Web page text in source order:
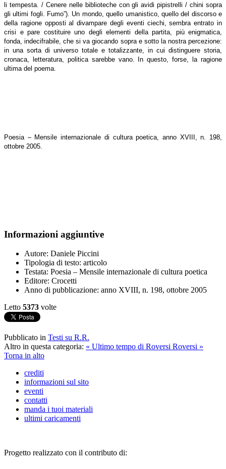
li tempesta. / Cenere nelle biblioteche con gli avidi pipistrelli / chini sopra
gli ultimi fogli. Fumo”). Un mondo, quello umanistico, quello del discorso e
della ragione opposti al divampare degli eventi ciechi, sembra entrato in
crisi e pare costituire uno degli elementi della partita, più enigmatica,
fonda, indecifrabile, che si va giocando sopra e sotto la nostra percezione:
in una sorta di universo totale e totalizzante, in cui distinguere storia,
cronaca, letteratura, politica sarebbe vano. In questo, forse, la ragione
ultima del poema.
Poesia – Mensile internazionale di cultura poetica, anno XVIII, n. 198,
ottobre 2005.
Informazioni aggiuntive
Autore: Daniele Piccini
Tipologia di testo: articolo
Testata: Poesia – Mensile internazionale di cultura poetica
Editore: Crocetti
Anno di pubblicazione: anno XVIII, n. 198, ottobre 2005
Letto 5373 volte
Pubblicato in Testi su R.R.
Altro in questa categoria: « Ultimo tempo di Roversi Roversi »
Torna in alto
crediti
informazioni sul sito
eventi
contatti
manda i tuoi materiali
ultimi caricamenti
Progetto realizzato con il contributo di: